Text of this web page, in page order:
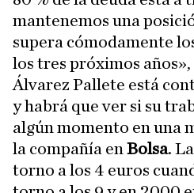
mantenemos una
supera cómodamente
los tres próximos años»,
Álvarez Pallete está
y habrá que ver si su
algún momento en una
la compañía en Bolsa.
torno a los 4 euros